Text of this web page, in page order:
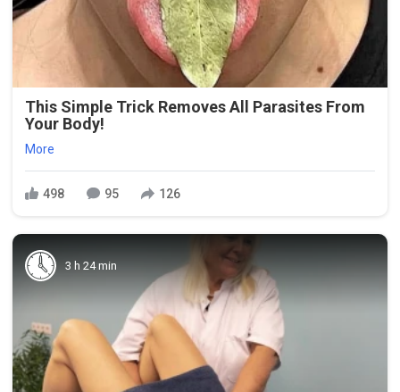
This Simple Trick Removes All Parasites From
Your Body!
More
498 95 126
3 h 24 min